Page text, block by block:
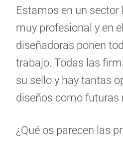
Estamos en un sector
muy profesional y en
diseñadoras ponen
trabajo. Todas las
su sello y hay tantas
diseños como futuras
¿Qué os parecen las